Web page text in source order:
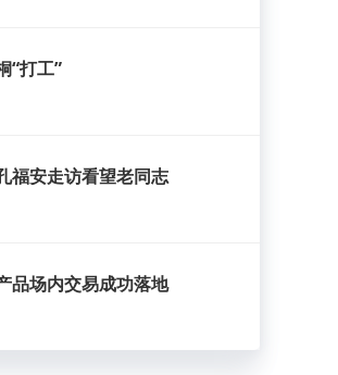
“打工”
福安走访看望老同志
品场内交易成功落地